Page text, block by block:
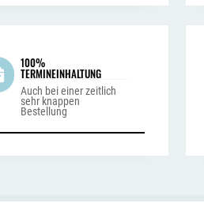
100%
TERMINEINHALTUNG
Auch bei einer zeitlich
sehr knappen
Bestellung